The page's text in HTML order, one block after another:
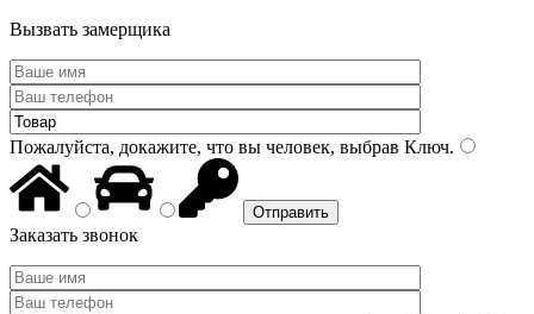
Вызвать замерщика
Пожалуйста, докажите, что вы человек, выбрав Ключ.
Заказать звонок